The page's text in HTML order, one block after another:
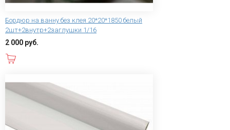
Бордюр на ванну без клея 20*20*1850 белый
2шт+2внутр+2заглушки 1/16
2 000 руб.